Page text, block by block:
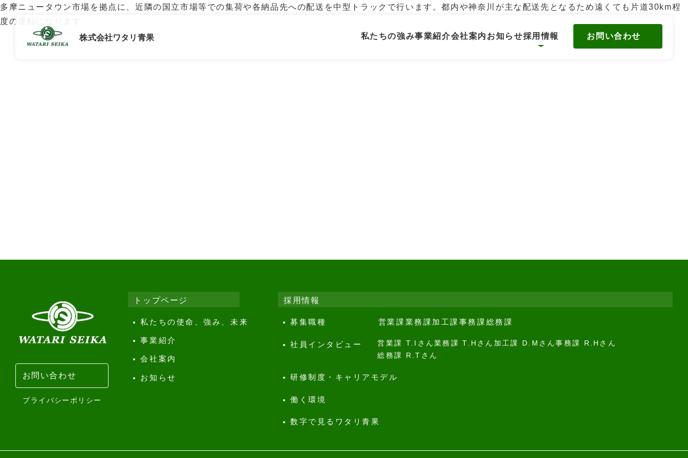
株式会社ワタリ青果 私たちの強み事業紹介会社案内 お知らせ採用情報 お問い合わせ
多摩ニュータウン市場を拠点に、近隣の国立市場等での集荷や各納品先への配送を中型トラックで行います。都内や神奈川が主な配送先となるため遠くても片道30km程
度の運転になります。
トップページ
私たちの使命、強み、未来
事業紹介
会社案内
お知らせ
採用情報
募集職種 営業課 業務課 加工課 事務課 総務課
社員インタビュー 営業課 T.Iさん業務課 T.Hさん 加工課 D.Mさん事務課 R.Hさん
総務課 R.Tさん
研修制度・キャリアモデル
働く環境
数字で見るワタリ青果
お問い合わせ
プライバシーポリシー